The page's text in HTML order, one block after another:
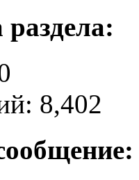
раздела:
8,402